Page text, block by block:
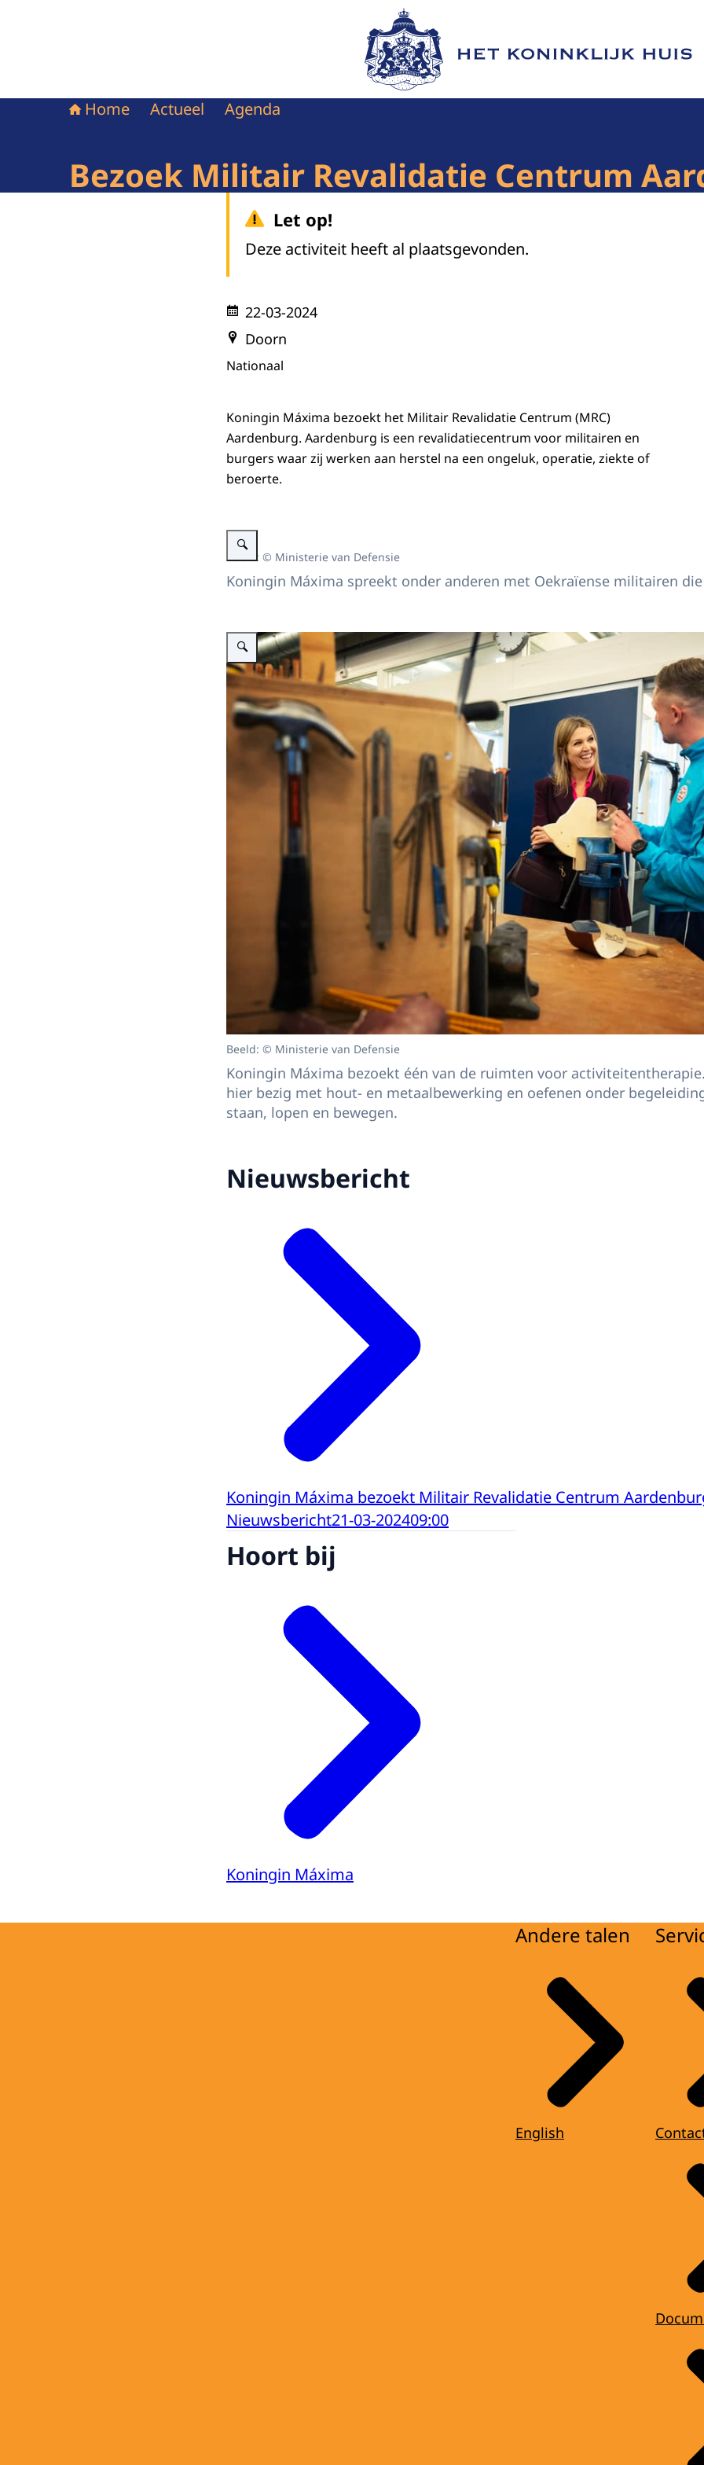
Naar de homepage van Het Koninklijk Huis
Home Actueel Agenda
Bezoek Militair Revalidatie Centrum
Let op!
Deze activiteit heeft al plaatsgevonden.
22-03-2024
Doorn
Nationaal
Koningin Máxima bezoekt het Militair Revalidatie Centrum (MRC)
Aardenburg. Aardenburg is een revalidatiecentrum voor militairen en
burgers waar zij werken aan herstel na een ongeluk, operatie, ziekte of
beroerte.
Vergroot afbeelding Koningin Máxima bezoekt MRC Aardenburg
Beeld: © Ministerie van Defensie
Koningin Máxima spreekt onder anderen met Oekraïense militairen
Vergroot afbeelding Koningin Máxima bezoekt MRC Aardenburg
Beeld: © Ministerie van Defensie
Koningin Máxima bezoekt één van de ruimten voor
hier bezig met hout- en metaalbewerking en oefenen onder
staan, lopen en bewegen.
Nieuwsbericht
Koningin Máxima bezoekt Militair Revalidatie Centrum
Nieuwsbericht21-03-202409:00
Hoort bij
Koningin Máxima
Andere talen
English